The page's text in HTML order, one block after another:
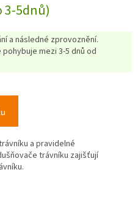
3-5dnů)
a následné zprovoznění.
mezi 3-5 dnů od
a pravidelné
trávníku zajišťují